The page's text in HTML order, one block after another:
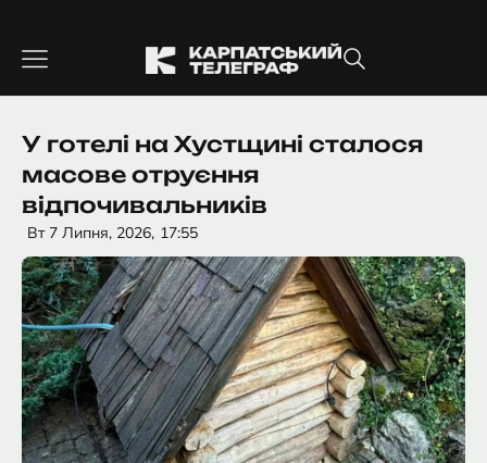
вмісту
У готелі на Хустщині сталося
масове отруєння
відпочивальників
Вт 7 Липня, 2026, 17:55